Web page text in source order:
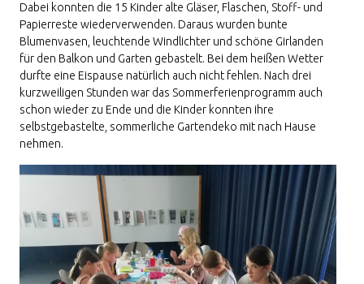
Dabei konnten die 15 Kinder alte Gläser, Flaschen, Stoff- und
Papierreste wiederverwenden. Daraus wurden bunte
Blumenvasen, leuchtende Windlichter und schöne Girlanden
für den Balkon und Garten gebastelt. Bei dem heißen Wetter
durfte eine Eispause natürlich auch nicht fehlen. Nach drei
kurzweiligen Stunden war das Sommerferienprogramm auch
schon wieder zu Ende und die Kinder konnten ihre
selbstgebastelte, sommerliche Gartendeko mit nach Hause
nehmen.